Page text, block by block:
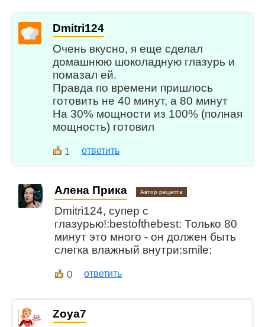
Dmitri124
Очень вкусно, я еще сделал
домашнюю шоколадную глазурь и
помазал ей.
Правда по времени пришлось
готовить не 40 минут, а 80 минут
На 30% мощности из 100% (полная
мощность) готовил
1 ответить
Алена Прика Автор рецепта
Dmitri124, супер с
глазурью!:bestofthebest: Только 80
минут это много - он должен быть
слегка влажный внутри:smile:
0 ответить
Zoya7